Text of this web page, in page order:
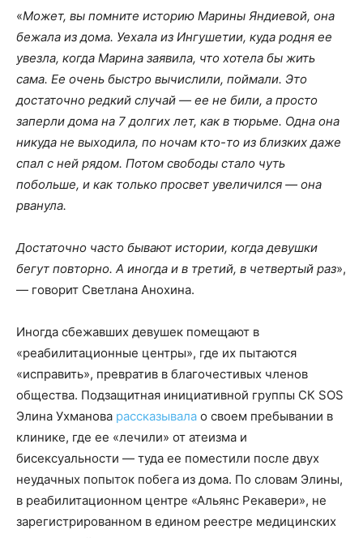
«Может, вы помните историю Марины Яндиевой, она
бежала из дома. Уехала из Ингушетии, куда родня ее
увезла, когда Марина заявила, что хотела бы жить
сама. Ее очень быстро вычислили, поймали. Это
достаточно редкий случай — ее не били, а просто
заперли дома на 7 долгих лет, как в тюрьме. Одна она
никуда не выходила, по ночам кто-то из близких даже
спал с ней рядом. Потом свободы стало чуть
побольше, и как только просвет увеличился — она
рванула.
Достаточно часто бывают истории, когда девушки
бегут повторно. А иногда и в третий, в четвертый раз»,
— говорит Светлана Анохина.
Иногда сбежавших девушек помещают в
«реабилитационные центры», где их пытаются
«исправить», превратив в благочестивых членов
общества. Подзащитная инициативной группы СК SOS
Элина Ухманова рассказывала о своем пребывании в
клинике, где ее «лечили» от атеизма и
бисексуальности — туда ее поместили после двух
неудачных попыток побега из дома. По словам Элины,
в реабилитационном центре «Альянс Рекавери», не
зарегистрированном в едином реестре медицинских